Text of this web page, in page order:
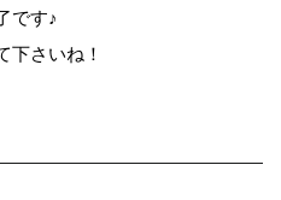
です♪
下さいね！